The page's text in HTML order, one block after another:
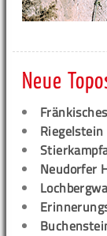
Neue
Neudorfer